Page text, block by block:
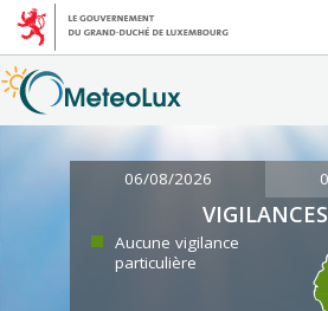
06/08/2026
VIGILANCES
Aucune vigilance
particulière